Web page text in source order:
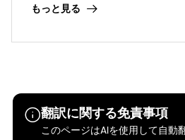
もっと見る
翻訳に関する免責事項
このページはAIを使用して自動